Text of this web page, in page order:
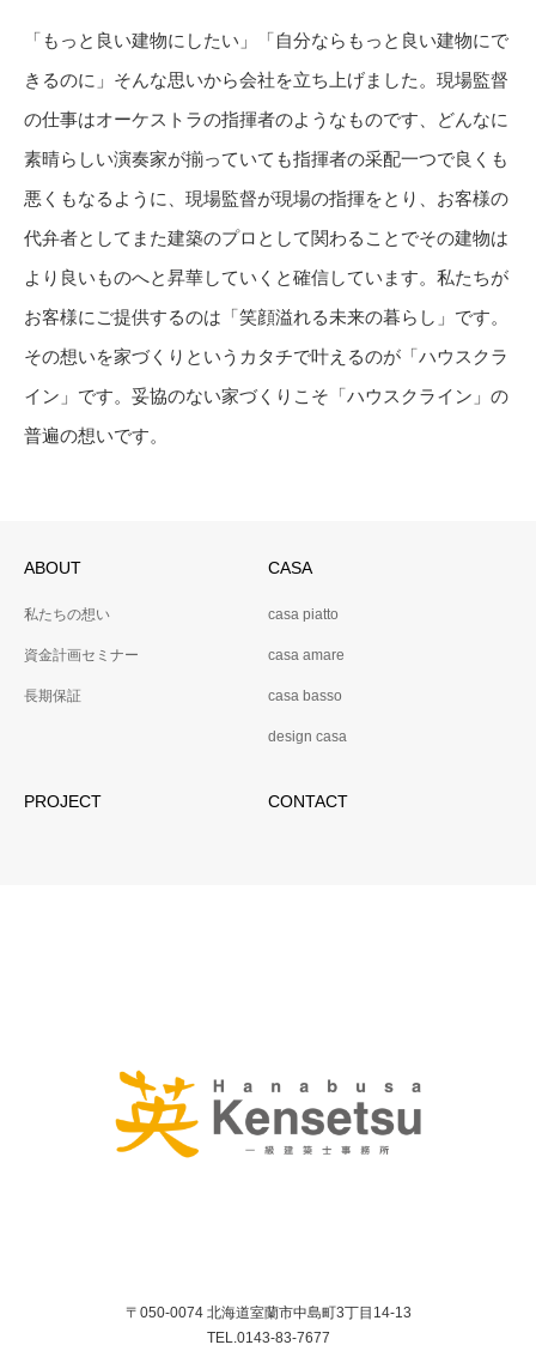
「もっと良い建物にしたい」「自分ならもっと良い建物にで
きるのに」そんな思いから会社を立ち上げました。現場監督
の仕事はオーケストラの指揮者のようなものです、どんなに
素晴らしい演奏家が揃っていても指揮者の采配一つで良くも
悪くもなるように、現場監督が現場の指揮をとり、お客様の
代弁者としてまた建築のプロとして関わることでその建物は
より良いものへと昇華していくと確信しています。私たちが
お客様にご提供するのは「笑顔溢れる未来の暮らし」です。
その想いを家づくりというカタチで叶えるのが「ハウスクラ
イン」です。妥協のない家づくりこそ「ハウスクライン」の
普遍の想いです。
ABOUT
私たちの想い
資金計画セミナー
長期保証
CASA
casa piatto
casa amare
casa basso
design casa
PROJECT CONTACT
〒050-0074 北海道室蘭市中島町3丁目14-13
TEL.0143-83-7677